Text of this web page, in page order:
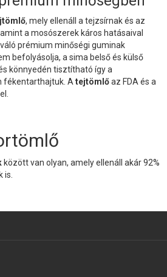
, mely ellenáll a tejzsírnak és az
a mosószerek káros hatásaival
prémium minőségi guminak
befolyásolja, a sima belső és külső
könnyedén tisztítható így a
fékentarthajtuk. A tejtömlőaz FDA és a
között van olyan, amely ellenáll akár 92%
is.